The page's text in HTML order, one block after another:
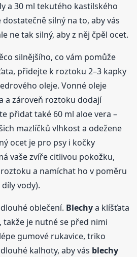
a 30 ml tekutého kastilského
silný na to, aby vás
ne tak silný, aby z něj čpěl ocet.
silnějšího, co vám pomůže
přidejte k roztoku 2–3 kapky
oleje. Vonné oleje
a zároveň roztoku dodají
přidat také 60 ml aloe vera –
mazlíčků vlhkost a odežene
ocet je pro psy i kočky
vaše zvíře citlivou pokožku,
a namíchat ho v poměru
vody).
oblečení. Blechya klíšťata
je nutné se před nimi
gumové rukavice, triko
kalhoty, aby vás blechy